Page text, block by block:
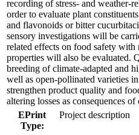
recording of stress- and weather-
order to evaluate plant
and flavonoids or bitter
sensory investigations will be
related effects on food safety with
properties will also be evaluated.
breeding of climate-adapted and
well as open-pollinated varieties
strengthen product quality and
altering losses as consequences of
EPrint
Type:
Project description